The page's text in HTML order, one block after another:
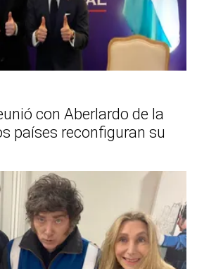
con Aberlardo de la
países reconfiguran su